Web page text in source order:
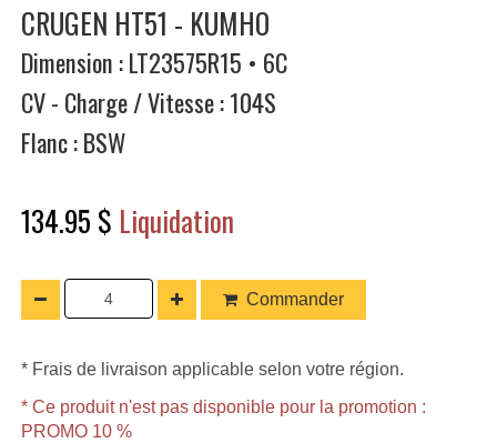
CRUGEN HT51 - KUMHO
Dimension : LT23575R15 • 6C
CV - Charge / Vitesse : 104S
Flanc : BSW
134.95 $ Liquidation
Commander
* Frais de livraison applicable selon votre région.
* Ce produit n'est pas disponible pour la promotion :
PROMO 10 %